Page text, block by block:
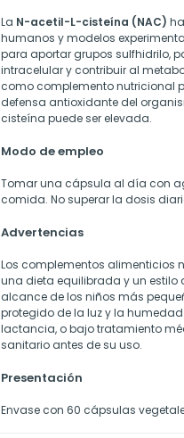
La N-acetil-L-cisteína (NAC)
humanos y modelos
para aportar grupos sulfhidrilo,
intracelular y contribuir al
como complemento nutricional
defensa antioxidante del
cisteína puede ser elevada.
Modo de empleo
Tomar una cápsula al día con
comida. No superar la dosis
Advertencias
Los complementos alimenticios
una dieta equilibrada y un estilo
alcance de los niños más
protegido de la luz y la
lactancia, o bajo tratamiento
sanitario antes de su uso.
Presentación
Envase con 60 cápsulas